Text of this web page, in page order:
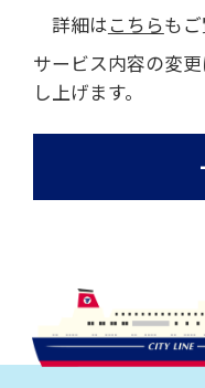
詳細はこちらもご
サービス内容の変
し上げます。